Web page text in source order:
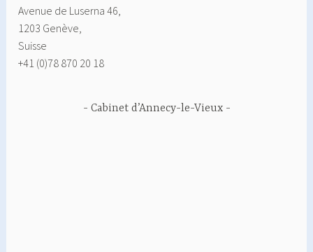
Avenue de Luserna 46,
1203 Genève,
Suisse
+41 (0)78 870 20 18
Cabinet d’Annecy-le-Vieux